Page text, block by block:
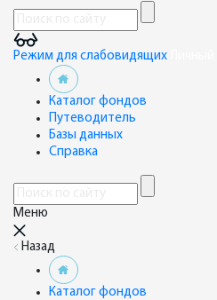
Режим для слабовидящих
Каталог фондов
Путеводитель
Базы данных
Справка
Меню
Назад
Каталог фондов